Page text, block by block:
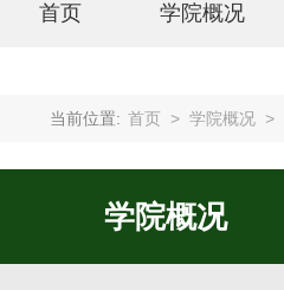
首页 学院概况
当前位置: 首页 > 学院概况 >
学院概况